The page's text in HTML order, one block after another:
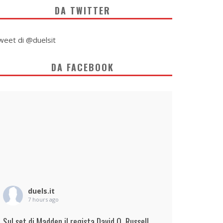
DA TWITTER
di @duelsit
DA FACEBOOK
duels.it
7 hours ago